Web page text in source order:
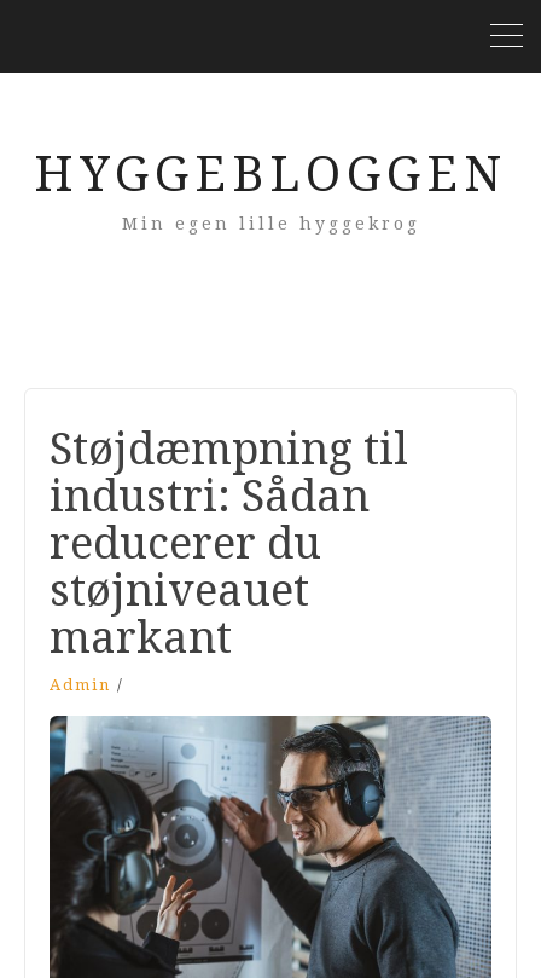
HYGGEBLOGGEN
Min egen lille hyggekrog
Støjdæmpning til
industri: Sådan
reducerer du
støjniveauet
markant
Admin /